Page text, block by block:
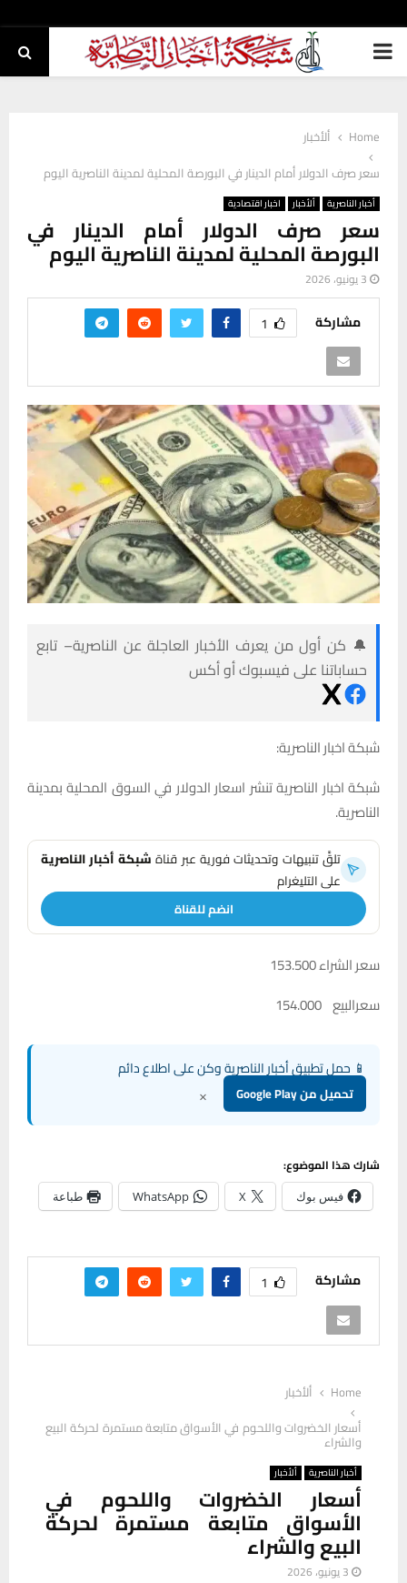
PRIMARY
Home
ألأخبار
سعر صرف الدولار أمام الدينار في البورصة المحلية لمدينة الناصرية اليوم
أخبار الناصرية ألأخبار اخبار اقتصادية
سعر صرف الدولار أمام الدينار في
البورصة المحلية لمدينة الناصرية اليوم
3 يونيو، 2026
مشاركة 1
🔔 كن أول من يعرف الأخبار العاجلة عن الناصرية– تابع
حساباتنا على فيسبوك أو أكس
شبكة اخبار الناصرية:
شبكة اخبار الناصرية تنشر اسعار الدولار في السوق المحلية بمدينة
الناصرية.
تلقَّ تنبيهات وتحديثات فورية عبر قناةشبكة أخبار الناصرية
على التليغرام
انضم للقناة
سعر الشراء 153.500
سعرالبيع 154.000
📱 حمل تطبيق أخبار الناصرية وكن على اطلاع دائم
تحميل من Google Play ×
شارك هذا الموضوع:
فيس بوك X
WhatsApp طباعة
مشاركة 1
Home
ألأخبار
أسعار الخضروات واللحوم في الأسواق متابعة مستمرة لحركة البيع
والشراء
أخبار الناصرية ألأخبار
أسعار الخضروات واللحوم في
الأسواق متابعة مستمرة لحركة
البيع والشراء
3 يونيو، 2026